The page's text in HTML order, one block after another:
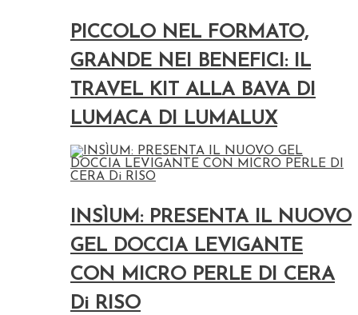
PICCOLO NEL FORMATO,
GRANDE NEI BENEFICI: IL
TRAVEL KIT ALLA BAVA DI
LUMACA DI LUMALUX
INSÌUM: PRESENTA IL NUOVO
GEL DOCCIA LEVIGANTE
CON MICRO PERLE DI CERA
Di RISO